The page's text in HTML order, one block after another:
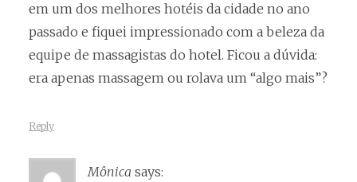
em um dos melhores hotéis da cidade no ano
passado e fiquei impressionado com a beleza da
equipe de massagistas do hotel. Ficou a dúvida:
era apenas massagem ou rolava um “algo mais”?
Reply
Mônica says: